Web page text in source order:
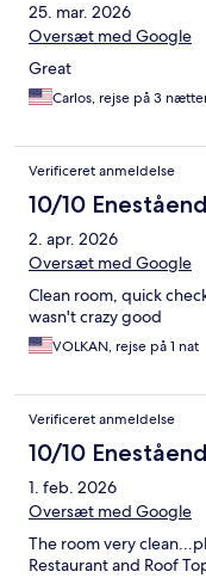
25. mar. 2026
Oversæt med Google
Great
Carlos, rejse på 3
Verificeret anmeldelse
10/10
2. apr. 2026
Oversæt med Google
Clean room, quick
wasn't crazy good
VOLKAN, rejse på 1 nat
Verificeret anmeldelse
10/10
1. feb. 2026
Oversæt med Google
The room very
Restaurant and Roof